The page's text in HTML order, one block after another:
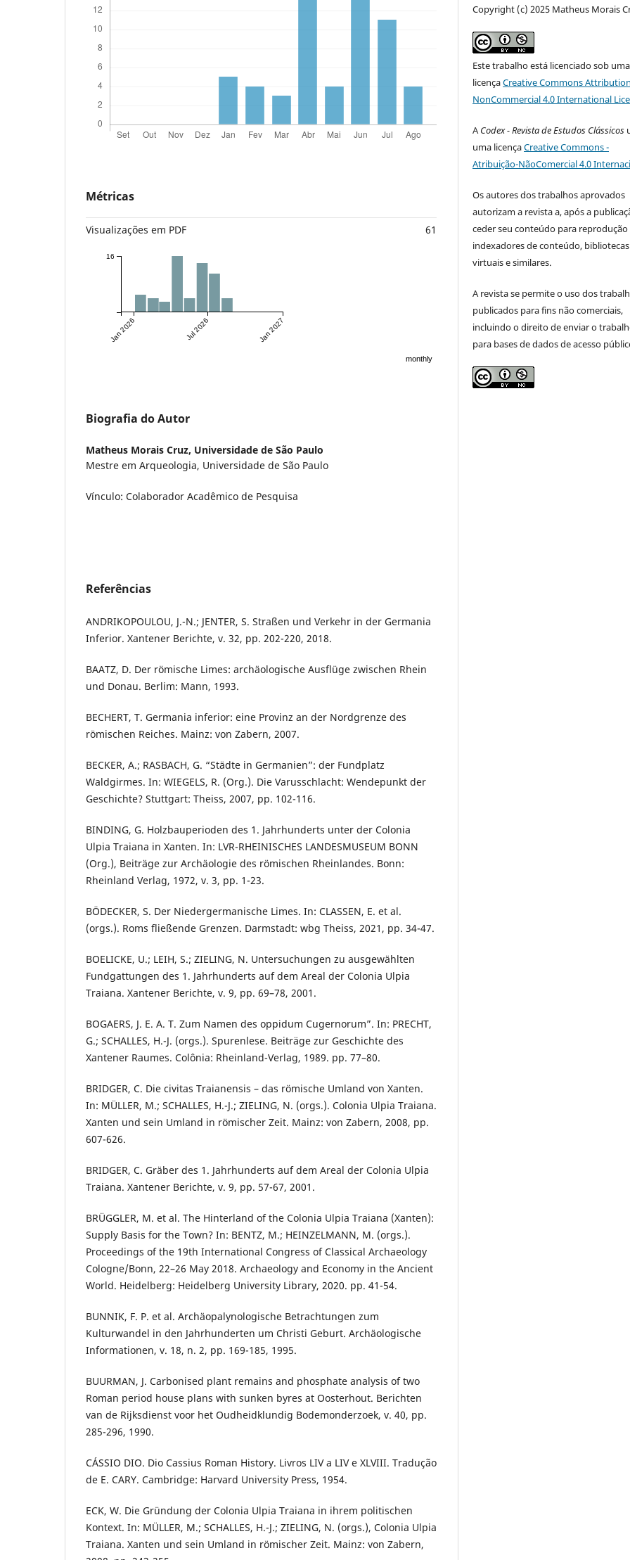
Métricas
Visualizações em PDF 61
Jan 2026 Jul 2026 Jan 2027
16
monthly
Biografia do Autor
Matheus Morais Cruz, Universidade de São Paulo
Mestre em Arqueologia, Universidade de São Paulo
Vínculo: Colaborador Acadêmico de Pesquisa
Referências
ANDRIKOPOULOU, J.-N.; JENTER, S. Straßen und Verkehr in der Germania
Inferior. Xantener Berichte, v. 32, pp. 202-220, 2018.
BAATZ, D. Der römische Limes: archäologische Ausflüge zwischen Rhein
und Donau. Berlim: Mann, 1993.
BECHERT, T. Germania inferior: eine Provinz an der Nordgrenze des
römischen Reiches. Mainz: von Zabern, 2007.
BECKER, A.; RASBACH, G. “Städte in Germanien”: der Fundplatz
Waldgirmes. In: WIEGELS, R. (Org.). Die Varusschlacht: Wendepunkt der
Geschichte? Stuttgart: Theiss, 2007, pp. 102-116.
BINDING, G. Holzbauperioden des 1. Jahrhunderts unter der Colonia
Ulpia Traiana in Xanten. In: LVR-RHEINISCHES LANDESMUSEUM BONN
(Org.), Beiträge zur Archäologie des römischen Rheinlandes. Bonn:
Rheinland Verlag, 1972, v. 3, pp. 1-23.
BÖDECKER, S. Der Niedergermanische Limes. In: CLASSEN, E. et al.
(orgs.). Roms fließende Grenzen. Darmstadt: wbg Theiss, 2021, pp. 34-47.
BOELICKE, U.; LEIH, S.; ZIELING, N. Untersuchungen zu ausgewählten
Fundgattungen des 1. Jahrhunderts auf dem Areal der Colonia Ulpia
Traiana. Xantener Berichte, v. 9, pp. 69–78, 2001.
BOGAERS, J. E. A. T. Zum Namen des oppidum Cugernorum”. In: PRECHT,
G.; SCHALLES, H.-J. (orgs.). Spurenlese. Beiträge zur Geschichte des
Xantener Raumes. Colônia: Rheinland-Verlag, 1989. pp. 77–80.
BRIDGER, C. Die civitas Traianensis – das römische Umland von Xanten.
In: MÜLLER, M.; SCHALLES, H.-J.; ZIELING, N. (orgs.). Colonia Ulpia Traiana.
Xanten und sein Umland in römischer Zeit. Mainz: von Zabern, 2008, pp.
607-626.
BRIDGER, C. Gräber des 1. Jahrhunderts auf dem Areal der Colonia Ulpia
Traiana. Xantener Berichte, v. 9, pp. 57-67, 2001.
BRÜGGLER, M. et al. The Hinterland of the Colonia Ulpia Traiana (Xanten):
Supply Basis for the Town? In: BENTZ, M.; HEINZELMANN, M. (orgs.).
Proceedings of the 19th International Congress of Classical Archaeology
Cologne/Bonn, 22–26 May 2018. Archaeology and Economy in the Ancient
World. Heidelberg: Heidelberg University Library, 2020. pp. 41-54.
BUNNIK, F. P. et al. Archäopalynologische Betrachtungen zum
Kulturwandel in den Jahrhunderten um Christi Geburt. Archäologische
Informationen, v. 18, n. 2, pp. 169-185, 1995.
BUURMAN, J. Carbonised plant remains and phosphate analysis of two
Roman period house plans with sunken byres at Oosterhout. Berichten
van de Rijksdienst voor het Oudheidklundig Bodemonderzoek, v. 40, pp.
285-296, 1990.
CÁSSIO DIO. Dio Cassius Roman History. Livros LIV a LIV e XLVIII. Tradução
de E. CARY. Cambridge: Harvard University Press, 1954.
ECK, W. Die Gründung der Colonia Ulpia Traiana in ihrem politischen
Kontext. In: MÜLLER, M.; SCHALLES, H.-J.; ZIELING, N. (orgs.), Colonia Ulpia
Traiana. Xanten und sein Umland in römischer Zeit. Mainz: von Zabern,
Copyright (c) 2025 Matheus Morais
Este trabalho está licenciado sob uma
licençaCreative Commons
NonCommercial 4.0 International
ACodex - Revista de Estudos Clássicos
uma licençaCreative Commons -
Atribuição-NãoComercial 4.0
Os autores dos trabalhos aprovados
autorizam a revista a, após a
ceder seu conteúdo para reprodução
indexadores de conteúdo, bibliotecas
virtuais e similares.
A revista se permite o uso dos
publicados para fins não comerciais,
incluindo o direito de enviar o
para bases de dados de acesso